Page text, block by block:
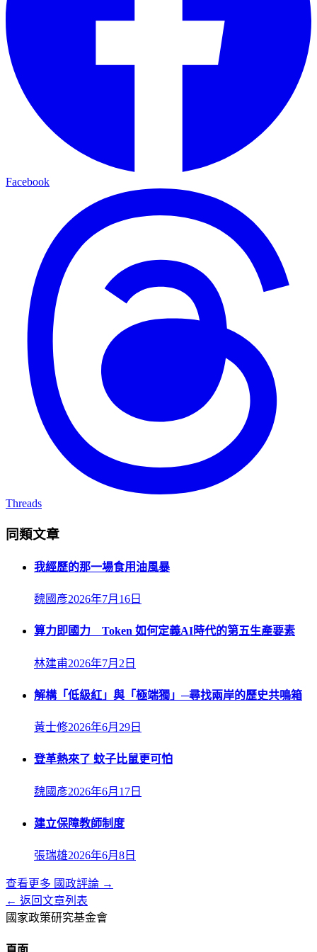
Facebook
Threads
同類文章
我經歷的那一場食用油風暴
魏國彥2026年7月16日
算力即國力 Token 如何定義AI時代的第五生產要素
林建甫2026年7月2日
解構「低級紅」與「極端獨」─尋找兩岸的歷史共鳴箱
黃士修2026年6月29日
登革熱來了 蚊子比鼠更可怕
魏國彥2026年6月17日
建立保障教師制度
張瑞雄2026年6月8日
查看更多 國政評論 →
← 返回文章列表
國家政策研究基金會